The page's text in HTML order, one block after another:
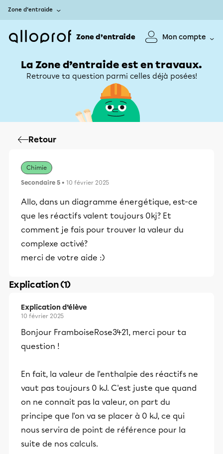
Zone d’entraide
Zone d’entraide Mon compte
La Zone d’entraide est en travaux.
Retrouve ta question parmi celles déjà posées!
Retour
Chimie
Secondaire 5 • 10 février 2025
Allo, dans un diagramme énergétique, est-ce
que les réactifs valent toujours 0kj? Et
comment je fais pour trouver la valeur du
complexe activé?
merci de votre aide :)
Explication (1)
Explication d’élève
10 février 2025
Bonjour FramboiseRose3421, merci pour ta
question !
En fait, la valeur de l'enthalpie des réactifs ne
vaut pas toujours 0 kJ. C'est juste que quand
on ne connait pas la valeur, on part du
principe que l'on va se placer à 0 kJ, ce qui
nous servira de point de référence pour la
suite de nos calculs.